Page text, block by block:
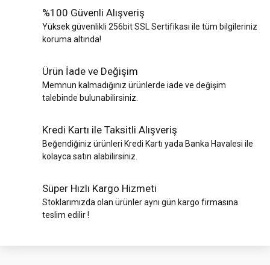
%100 Güvenli Alışveriş
Yüksek güvenlikli 256bit SSL Sertifikası ile tüm bilgileriniz
koruma altında!
Ürün İade ve Değişim
Memnun kalmadığınız ürünlerde iade ve değişim
talebinde bulunabilirsiniz.
Kredi Kartı ile Taksitli Alışveriş
Beğendiğiniz ürünleri Kredi Kartı yada Banka Havalesi ile
kolayca satın alabilirsiniz.
Süper Hızlı Kargo Hizmeti
Stoklarımızda olan ürünler aynı gün kargo firmasına
teslim edilir !